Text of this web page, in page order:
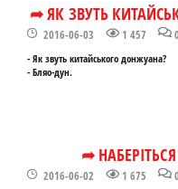
➦ ЯК ЗВУТЬ
2016-06-03 1 457 0
- Як звуть китайського донжуана?
- Бляо-дун.
➦
2016-06-02 1 675 0